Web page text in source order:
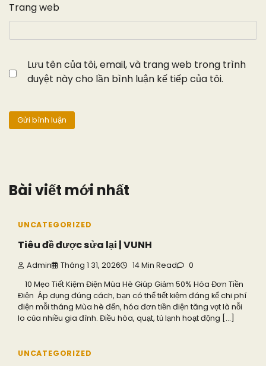
Trang web
Lưu tên của tôi, email, và trang web trong trình
duyệt này cho lần bình luận kế tiếp của tôi.
Bài viết mới nhất
UNCATEGORIZED
Tiêu đề được sửa lại | VUNH
Admin Tháng 1 31, 2026 14 Min Read 0
10 Mẹo Tiết Kiệm Điện Mùa Hè Giúp Giảm 50% Hóa Đơn Tiền
Điện Áp dụng đúng cách, bạn có thể tiết kiệm đáng kể chi phí
điện mỗi tháng Mùa hè đến, hóa đơn tiền điện tăng vọt là nỗi
lo của nhiều gia đình. Điều hòa, quạt, tủ lạnh hoạt động […]
UNCATEGORIZED